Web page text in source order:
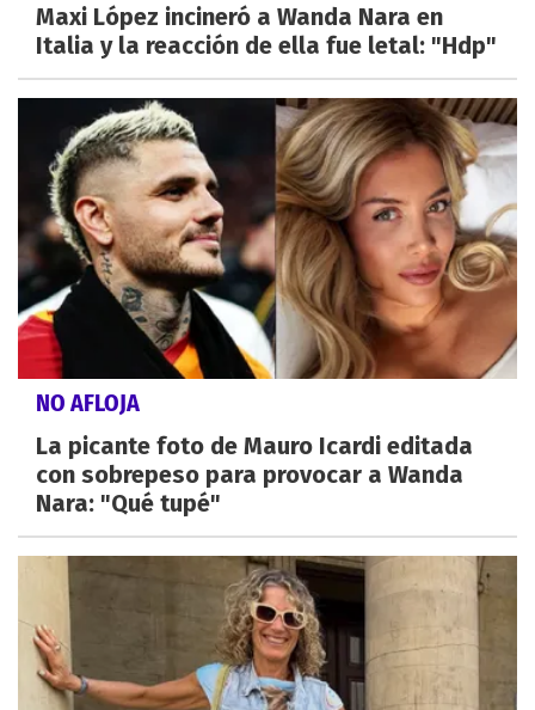
Maxi López incineró a Wanda Nara en
Italia y la reacción de ella fue letal: "Hdp"
NO AFLOJA
La picante foto de Mauro Icardi editada
con sobrepeso para provocar a Wanda
Nara: "Qué tupé"